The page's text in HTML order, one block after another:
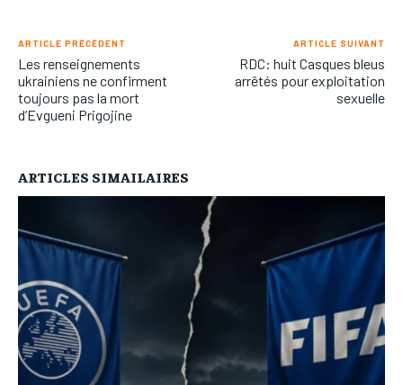
ARTICLE PRÉCÉDENT
Les renseignements
ukrainiens ne confirment
toujours pas la mort
d’Evgueni Prigojine
ARTICLE SUIVANT
RDC: huit Casques bleus
arrêtés pour exploitation
sexuelle
ARTICLES SIMAILAIRES